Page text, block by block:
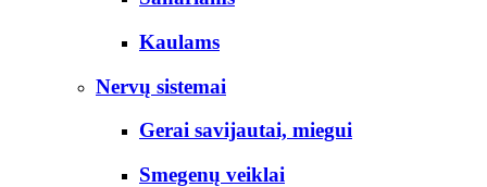
Kaulams
Nervų sistemai
Gerai savijautai, miegui
Smegenų veiklai